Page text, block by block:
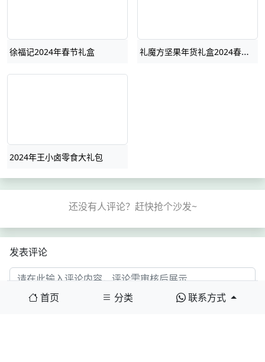
徐福记2024年春节礼盒 礼魔方坚果年货礼盒2024春节优选
2024年王小卤零食大礼包
发表评论
首页 分类 联系方式